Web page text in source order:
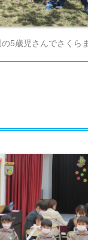
5歳児さんでさくら